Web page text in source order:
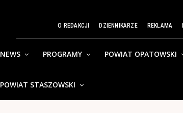
O REDAKCJI DZIENNIKARZE REKLAMA
NEWS PROGRAMY POWIAT OPATOWSKI
POWIAT STASZOWSKI